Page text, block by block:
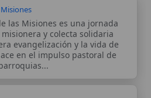
con el objetivo
instruir en las verdades
y...
editorial
Las afirmaciones